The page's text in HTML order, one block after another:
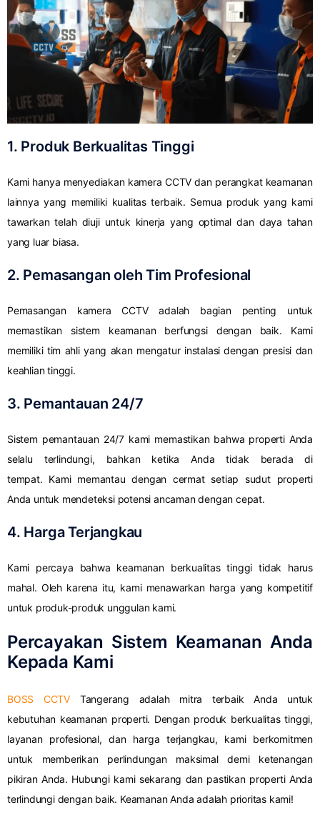
1. Produk Berkualitas Tinggi
Kami hanya menyediakan kamera CCTV dan perangkat keamanan
lainnya yang memiliki kualitas terbaik. Semua produk yang kami
tawarkan telah diuji untuk kinerja yang optimal dan daya tahan
yang luar biasa.
2. Pemasangan oleh Tim Profesional
Pemasangan kamera CCTV adalah bagian penting untuk
memastikan sistem keamanan berfungsi dengan baik. Kami
memiliki tim ahli yang akan mengatur instalasi dengan presisi dan
keahlian tinggi.
3. Pemantauan 24/7
Sistem pemantauan 24/7 kami memastikan bahwa properti Anda
selalu terlindungi, bahkan ketika Anda tidak berada di
tempat. Kami memantau dengan cermat setiap sudut properti
Anda untuk mendeteksi potensi ancaman dengan cepat.
4. Harga Terjangkau
Kami percaya bahwa keamanan berkualitas tinggi tidak harus
mahal. Oleh karena itu, kami menawarkan harga yang kompetitif
untuk produk-produk unggulan kami.
Percayakan Sistem Keamanan Anda
Kepada Kami
BOSS CCTV Tangerang adalah mitra terbaik Anda untuk
kebutuhan keamanan properti. Dengan produk berkualitas tinggi,
layanan profesional, dan harga terjangkau, kami berkomitmen
untuk memberikan perlindungan maksimal demi ketenangan
pikiran Anda. Hubungi kami sekarang dan pastikan properti Anda
terlindungi dengan baik. Keamanan Anda adalah prioritas kami!